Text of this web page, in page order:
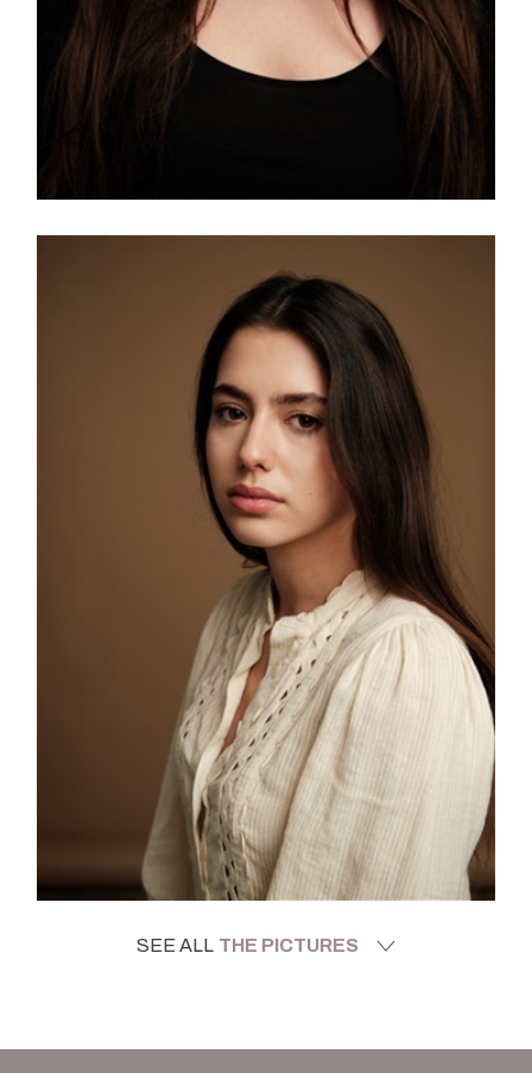
SEE ALL THE PICTURES